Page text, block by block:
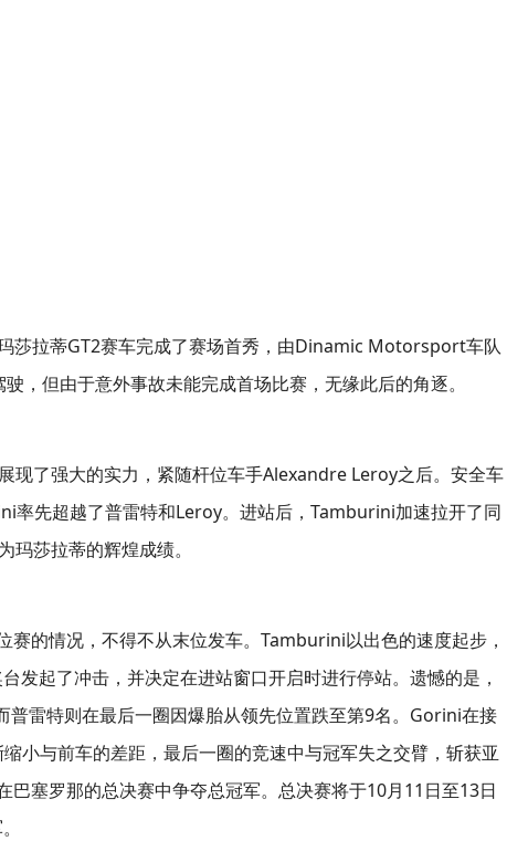
莎拉蒂GT2赛车完成了赛场首秀，由Dinamic Motorsport车队
但由于意外事故未能完成首场比赛，无缘此后的角逐。
现了强大的实力，紧随杆位车手Alexandre Leroy之后。安全车
率先超越了普雷特和Leroy。进站后，Tamburini加速拉开了同
莎拉蒂的辉煌成绩。
的情况，不得不从末位发车。Tamburini以出色的速度起步，
发起了冲击，并决定在进站窗口开启时进行停站。遗憾的是，
普雷特则在最后一圈因爆胎从领先位置跌至第9名。Gorini在接
小与前车的差距，最后一圈的竞速中与冠军失之交臂，斩获亚
塞罗那的总决赛中争夺总冠军。总决赛将于10月11日至13日